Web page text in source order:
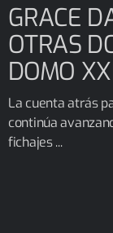
GRACE
OTRAS
DOMO
La cuenta atrás
continúa
fichajes ...